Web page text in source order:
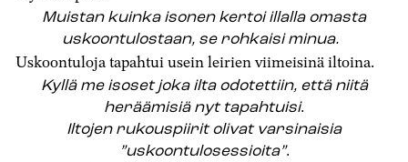
Muistan kuinka isonen kertoi illalla omasta
uskoontulostaan, se rohkaisi minua.
Uskoontuloja tapahtui usein leirien viimeisinä iltoina.
Kyllä me isoset joka ilta odotettiin, että niitä
heräämisiä nyt tapahtuisi.
Iltojen rukouspiirit olivat varsinaisia
”uskoontulosessioita”.